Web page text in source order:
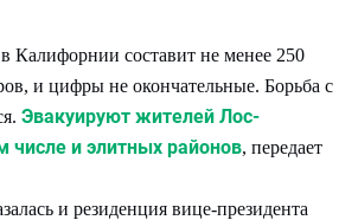
Калифорнии составит не менее 250
и цифры не окончательные. Борьба с
Эвакуируют жителей Лос-
числе и элитных районов, передает
и резиденция вице-президента